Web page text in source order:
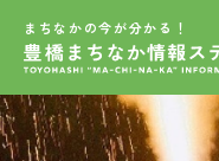
まちなかの今が分かる！